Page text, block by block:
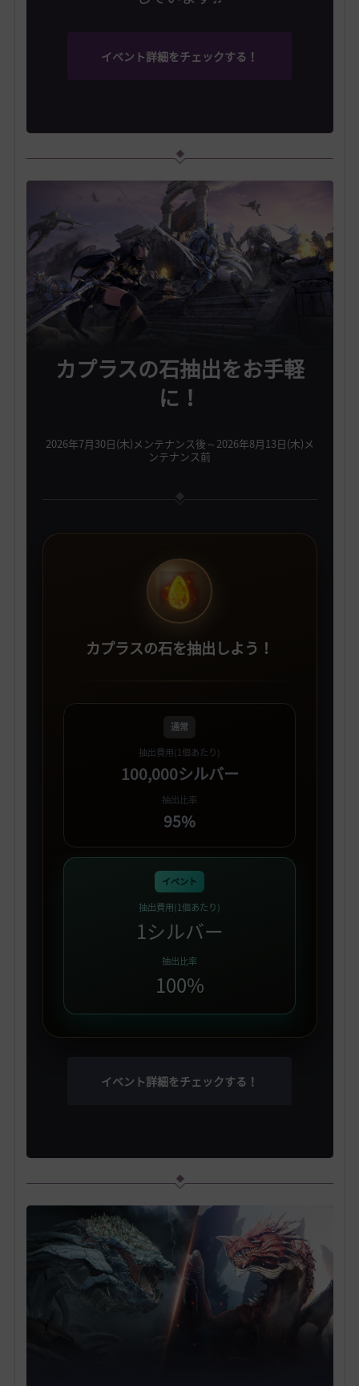
イベント詳細をチェックする！
カプラスの石抽出をお手軽
に！
2026年7月30日(木)メンテナンス後～2026年8月13日(木)メ
ンテナンス前
カプラスの石を抽出しよう！
通常
抽出費用(1個あたり)
100,000シルバー
抽出比率
95%
イベント
抽出費用(1個あたり)
1シルバー
抽出比率
100%
イベント詳細をチェックする！